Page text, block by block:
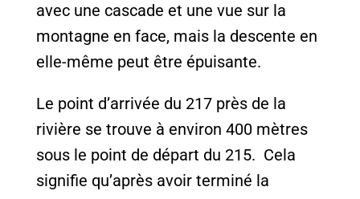
avec une cascade et une vue sur la
montagne en face, mais la descente en
elle-même peut être épuisante.
Le point d’arrivée du 217 près de la
rivière se trouve à environ 400 mètres
sous le point de départ du 215. Cela
signifie qu’après avoir terminé la